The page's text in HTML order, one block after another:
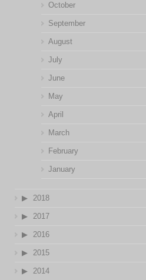
October
September
August
July
June
May
April
March
February
January
2018
2017
2016
2015
2014